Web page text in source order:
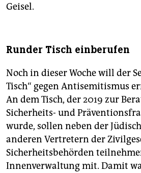
Geisel.
Runder Tisch einberufen
Noch in dieser Woche will der
Tisch“ gegen Antisemitismus
An dem Tisch, der 2019 zur
Sicherheits- und
wurde, sollen neben der
anderen Vertretern der
Sicherheitsbehörden
Innenverwaltung mit. Damit